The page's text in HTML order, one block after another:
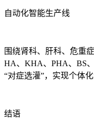
自动化智能生产线
围绕肾科、肝科、危重
HA、KHA、PHA、BS
“对症选灌”，实现个体化
结语